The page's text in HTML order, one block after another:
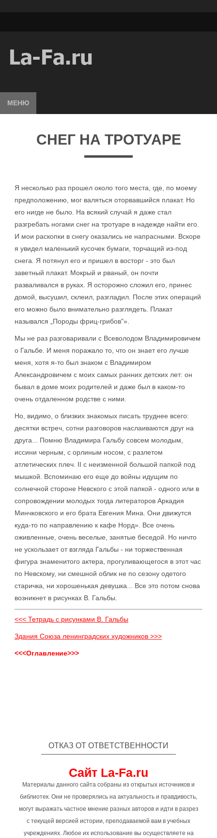
МЕНЮ
СНЕГ НА ТРОТУАРЕ
Я несколько раз прошел около того места, где, по моему
предположению, мог валяться оторвавшийся плакат. Но
его нигде не было. На всякий случай я даже стал
разгребать ногами снег на тротуаре в надежде найти его.
И мои раскопки в снегу оказались не напрасными. Вскоре
я увидел маленький кусочек бумаги, торчащий из-под
снега. Я потянул его и пришел в восторг - это был
заветный плакат. Мокрый и рваный, он почти
разваливался в руках. Я осторожно сложил его, принес
домой, высушил, склеил, разгладил. После этих операций
его можно было внимательно разглядеть. Плакат
назывался „Породы фриц-грибов"».
Мы не раз разговаривали с Всеволодом Владимировичем
о Гальбе. И меня поражало то, что он знает его лучше
меня, хотя я-то был знаком с Владимиром
Александровичем с моих самых ранних детских лет: он
бывал в доме моих родителей и даже был в каком-то
очень отдаленном родстве с ними.
Но, видимо, о близких знакомых писать труднее всего:
десятки встреч, сотни разговоров наслаиваются друг на
друга... Помню Владимира Гальбу совсем молодым,
иссини черным, с орлиным носом, с разлетом
атлетических плеч. II с неизменной большой папкой под
мышкой. Вспоминаю его еще до войны идущим по
солнечной стороне Невского с этой папкой - одного или в
сопровождении молодых тогда литераторов Аркадия
Минчковского и его брата Евгения Мина. Они движутся
куда-то по направлению к кафе Норд». Все очень
оживленные, очень веселые, занятые беседой. Но ничто
не ускользает от взгляда Гальбы - ни торжественная
фигура знаменитого актера, прогуливающегося в этот час
по Невскому, ни смешной облик не по сезону одетого
старичка, ни хорошенькая девушка... Все это потом снова
возникнет в рисунках В. Гальбы.
<<< Тетрадь с рисунками В. Гальбы
Здания Союза ленинградских художников >>>
<<<Оглавление>>>
ОТКАЗ ОТ ОТВЕТСТВЕННОСТИ
Сайт La-Fa.ru
Материалы данного сайта собраны из открытых источников и
библиотек. Они не проверялись на актуальность и правдивость,
могут выражать частное мнение разных авторов и идти в разрез
с текущей версией истории, преподаваемой вам в учебных
учреждениях. Любое их использование вы осуществляете на